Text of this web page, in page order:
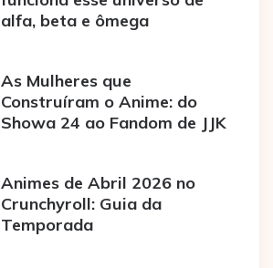
alfa, beta e ômega
As Mulheres que
Construíram o Anime: do
Showa 24 ao Fandom de JJK
Animes de Abril 2026 no
Crunchyroll: Guia da
Temporada